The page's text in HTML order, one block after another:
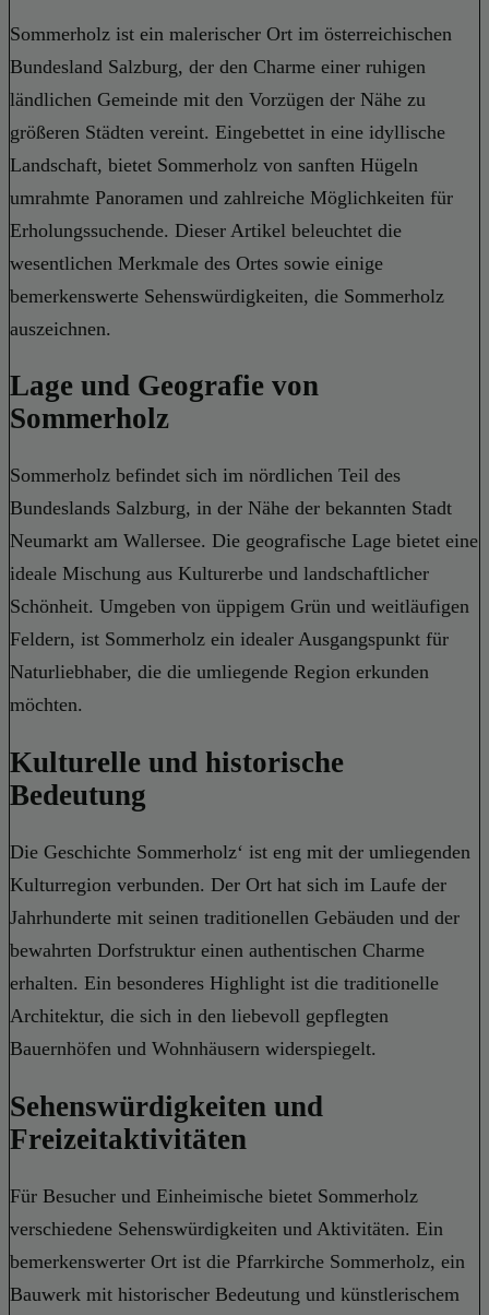
Sommerholz ist ein malerischer Ort im österreichischen
Bundesland Salzburg, der den Charme einer ruhigen
ländlichen Gemeinde mit den Vorzügen der Nähe zu
größeren Städten vereint. Eingebettet in eine idyllische
Landschaft, bietet Sommerholz von sanften Hügeln
umrahmte Panoramen und zahlreiche Möglichkeiten für
Erholungssuchende. Dieser Artikel beleuchtet die
wesentlichen Merkmale des Ortes sowie einige
bemerkenswerte Sehenswürdigkeiten, die Sommerholz
auszeichnen.
Lage und Geografie von
Sommerholz
Sommerholz befindet sich im nördlichen Teil des
Bundeslands Salzburg, in der Nähe der bekannten Stadt
Neumarkt am Wallersee. Die geografische Lage bietet eine
ideale Mischung aus Kulturerbe und landschaftlicher
Schönheit. Umgeben von üppigem Grün und weitläufigen
Feldern, ist Sommerholz ein idealer Ausgangspunkt für
Naturliebhaber, die die umliegende Region erkunden
möchten.
Kulturelle und historische
Bedeutung
Die Geschichte Sommerholz‘ ist eng mit der umliegenden
Kulturregion verbunden. Der Ort hat sich im Laufe der
Jahrhunderte mit seinen traditionellen Gebäuden und der
bewahrten Dorfstruktur einen authentischen Charme
erhalten. Ein besonderes Highlight ist die traditionelle
Architektur, die sich in den liebevoll gepflegten
Bauernhöfen und Wohnhäusern widerspiegelt.
Sehenswürdigkeiten und
Freizeitaktivitäten
Für Besucher und Einheimische bietet Sommerholz
verschiedene Sehenswürdigkeiten und Aktivitäten. Ein
bemerkenswerter Ort ist die Pfarrkirche Sommerholz, ein
Bauwerk mit historischer Bedeutung und künstlerischem